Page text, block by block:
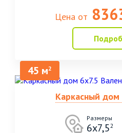
Цена от
45 м2
Каркасный дом
Размеры
6х7,52